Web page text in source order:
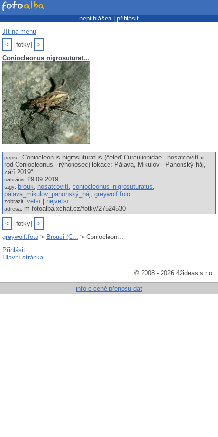
nepřihlášen | přihlásit
Jít na menu
<
[fotky]
>
Coniocleonus nigrosuturat...
popis: „Coniocleonus nigrosuturatus (čeleď Curculionidae - nosatcovití »
rod Coniocleonus - rýhonosec) lokace: Pálava, Mikulov - Panonský háj,
září 2019“
nahrána: 29.09.2019
tagy: brouk, nosatcovití, coniocleonus_nigrosuturatus,
pálava_mikulov_panonský_háj, greywolf.foto
zobrazit: větší největší
adresa: m-fotoalba.xchat.cz/fotky/27524530
< [fotky]
>
greywolf.foto > Brouci (C... > Coniocleon...
Přihlásit
Hlavní stránka
© 2008 - 2026 42ideas s.r.o.
info o ceně přenosu dat